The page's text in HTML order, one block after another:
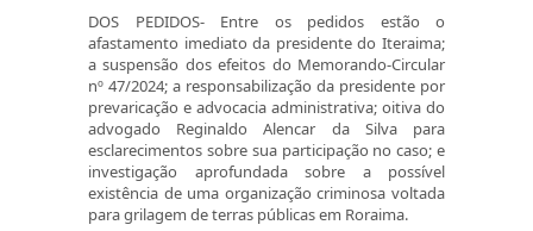
DOS PEDIDOS- Entre os pedidos estão o
afastamento imediato da presidente do Iteraima;
a suspensão dos efeitos do Memorando-Circular
nº 47/2024; a responsabilização da presidente por
prevaricação e advocacia administrativa; oitiva do
advogado Reginaldo Alencar da Silva para
esclarecimentos sobre sua participação no caso; e
investigação aprofundada sobre a possível
existência de uma organização criminosa voltada
para grilagem de terras públicas em Roraima.